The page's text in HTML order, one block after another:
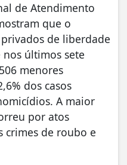
de Atendimento
que o
de liberdade
últimos sete
menores
dos casos
A maior
por atos
crimes de roubo e